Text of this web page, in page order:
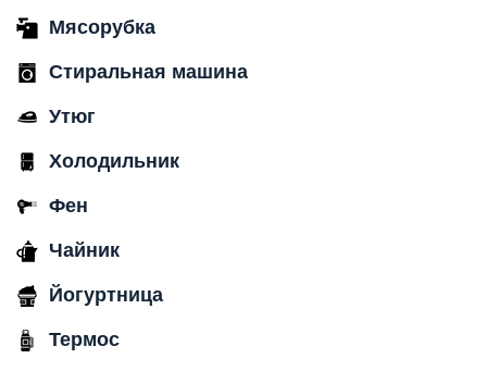
Мясорубка
Стиральная машина
Утюг
Холодильник
Фен
Чайник
Йогуртница
Термос